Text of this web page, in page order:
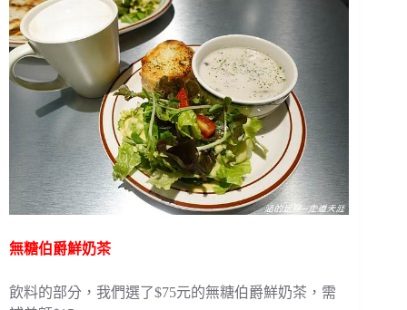
無糖伯爵鮮奶茶
飲料的部分，我們選了$75元的無糖伯爵鮮奶茶，需